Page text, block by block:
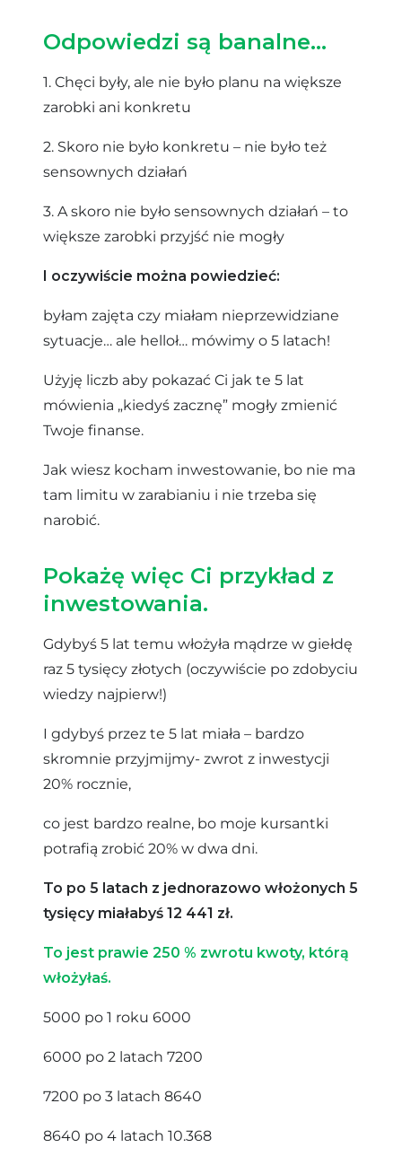
Odpowiedzi są banalne…
1. Chęci były, ale nie było planu na większe
zarobki ani konkretu
2. Skoro nie było konkretu – nie było też
sensownych działań
3. A skoro nie było sensownych działań – to
większe zarobki przyjść nie mogły
I oczywiście można powiedzieć:
byłam zajęta czy miałam nieprzewidziane
sytuacje… ale helloł… mówimy o 5 latach!
Użyję liczb aby pokazać Ci jak te 5 lat
mówienia „kiedyś zacznę” mogły zmienić
Twoje finanse.
Jak wiesz kocham inwestowanie, bo nie ma
tam limitu w zarabianiu i nie trzeba się
narobić.
Pokażę więc Ci przykład z
inwestowania.
Gdybyś 5 lat temu włożyła mądrze w giełdę
raz 5 tysięcy złotych (oczywiście po zdobyciu
wiedzy najpierw!)
I gdybyś przez te 5 lat miała – bardzo
skromnie przyjmijmy- zwrot z inwestycji
20% rocznie,
co jest bardzo realne, bo moje kursantki
potrafią zrobić 20% w dwa dni.
To po 5 latach z jednorazowo włożonych 5
tysięcy miałabyś 12 441 zł.
To jest prawie 250 % zwrotu kwoty, którą
włożyłaś.
5000 po 1 roku 6000
6000 po 2 latach 7200
7200 po 3 latach 8640
8640 po 4 latach 10.368